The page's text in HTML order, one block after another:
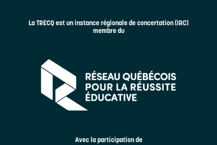
La TRECQ est un instance régionale de concertation (IRC)
membre du
Avec la participation de